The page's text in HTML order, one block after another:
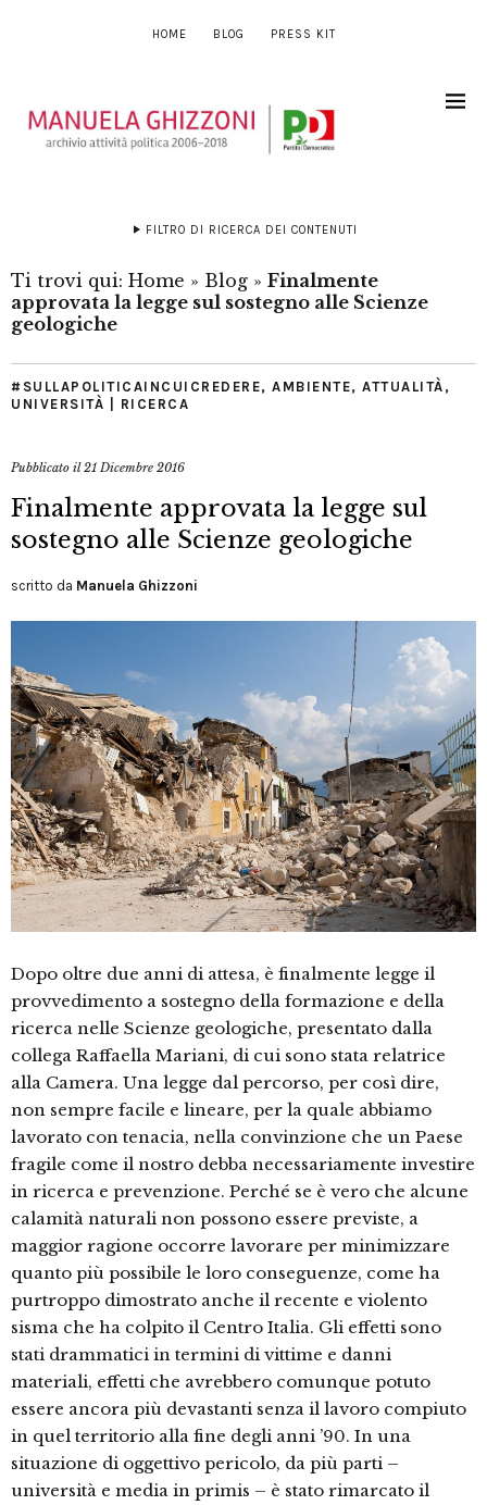
HOME BLOG PRESS KIT
FILTRO DI RICERCA DEI CONTENUTI
Ti trovi qui: Home » Blog » Finalmente
approvata la legge sul sostegno alle Scienze
geologiche
#SULLAPOLITICAINCUICREDERE, AMBIENTE, ATTUALITÀ ,
UNIVERSITÀ | RICERCA
Pubblicato il21 Dicembre 2016
Finalmente approvata la legge sul
sostegno alle Scienze geologiche
scritto da Manuela Ghizzoni
Dopo oltre due anni di attesa, è finalmente legge il
provvedimento a sostegno della formazione e della
ricerca nelle Scienze geologiche, presentato dalla
collega Raffaella Mariani, di cui sono stata relatrice
alla Camera. Una legge dal percorso, per così dire,
non sempre facile e lineare, per la quale abbiamo
lavorato con tenacia, nella convinzione che un Paese
fragile come il nostro debba necessariamente investire
in ricerca e prevenzione. Perché se è vero che alcune
calamità naturali non possono essere previste, a
maggior ragione occorre lavorare per minimizzare
quanto più possibile le loro conseguenze, come ha
purtroppo dimostrato anche il recente e violento
sisma che ha colpito il Centro Italia. Gli effetti sono
stati drammatici in termini di vittime e danni
materiali, effetti che avrebbero comunque potuto
essere ancora più devastanti senza il lavoro compiuto
in quel territorio alla fine degli anni ’90. In una
situazione di oggettivo pericolo, da più parti –
università e media in primis – è stato rimarcato il